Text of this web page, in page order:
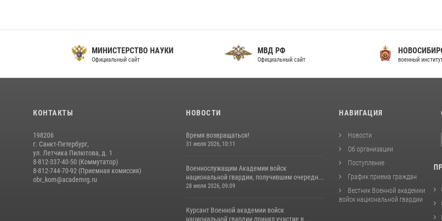
МИНИСТЕРСТВО НАУКИ
Официальный сайт
МВД РФ
Официальный сайт
НОВОСИБИРСКИЙ
военный институт
КОНТАКТЫ
198206
г. Санкт-Петербург,
ул. Летчика Пилютова, д. 1
8-812-337-40-50 (Коммутатор)
8-812-744-70-92 (Приемная комиссия)
obr_kom@academrg.ru
НОВОСТИ
Время возвращаться!
31 июля 2026, 10:11
Военнослужащим Академии войск
национальной гвардии, получившим очередн...
28 июля 2026, 09:09
Курсант Военной академии войск
национальной гвардии принял участие в ...
НАВИГАЦИЯ
Новости
Об организации
Поступление
График приема граждан
Вестник Военной академии
войск национальной гвардии